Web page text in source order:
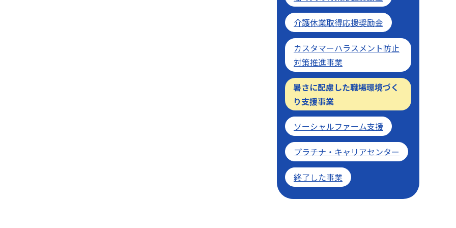
介護休業取得応援奨励金
カスタマーハラスメント防止
対策推進事業
暑さに配慮した職場環境づく
り支援事業
ソーシャルファーム支援
プラチナ・キャリアセンター
終了した事業